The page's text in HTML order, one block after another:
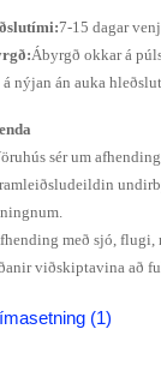
7-15 dagar
Ábyrgð okkar á
á nýjan án auka
sér um
með sjó, flugi,
viðskiptavina að